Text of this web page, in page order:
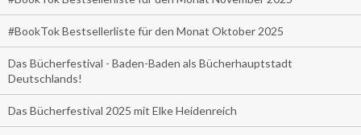
#BookTok Bestsellerliste für den Monat Oktober 2025
Das Bücherfestival - Baden-Baden als Bücherhauptstadt
Deutschlands!
Das Bücherfestival 2025 mit Elke Heidenreich